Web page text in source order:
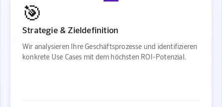
🎯
Strategie & Zieldefinition
Wir analysieren Ihre Geschäftsprozesse und identifizieren
konkrete Use Cases mit dem höchsten ROI-Potenzial.